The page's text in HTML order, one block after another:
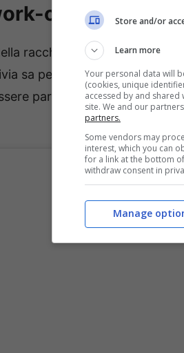
out che scotta
racchetta a stella digitale è
sa perfettamente che il
partecipe del suo
Store and/or
Learn more
Your personal data will
(cookies, unique
accessed by and
site. We and our
partners.
Some vendors may
interest, which you can
for a link at the bottom
withdraw consent in
Manage